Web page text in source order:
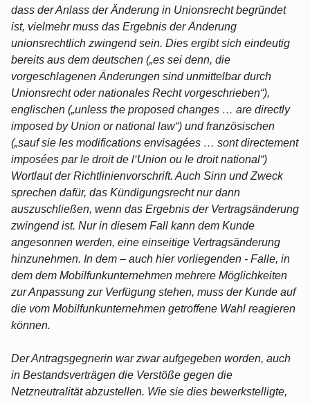
dass der Anlass der Änderung in Unionsrecht begründet
ist, vielmehr muss das Ergebnis der Änderung
unionsrechtlich zwingend sein. Dies ergibt sich eindeutig
bereits aus dem deutschen („es sei denn, die
vorgeschlagenen Änderungen sind unmittelbar durch
Unionsrecht oder nationales Recht vorgeschrieben“),
englischen („unless the proposed changes … are directly
imposed by Union or national law“) und französischen
(„sauf sie les modifications envisagées … sont directement
imposées par le droit de l‘Union ou le droit national“)
Wortlaut der Richtlinienvorschrift. Auch Sinn und Zweck
sprechen dafür, das Kündigungsrecht nur dann
auszuschließen, wenn das Ergebnis der Vertragsänderung
zwingend ist. Nur in diesem Fall kann dem Kunde
angesonnen werden, eine einseitige Vertragsänderung
hinzunehmen. In dem – auch hier vorliegenden - Falle, in
dem dem Mobilfunkunternehmen mehrere Möglichkeiten
zur Anpassung zur Verfügung stehen, muss der Kunde auf
die vom Mobilfunkunternehmen getroffene Wahl reagieren
können.
Der Antragsgegnerin war zwar aufgegeben worden, auch
in Bestandsverträgen die Verstöße gegen die
Netzneutralität abzustellen. Wie sie dies bewerkstelligte,